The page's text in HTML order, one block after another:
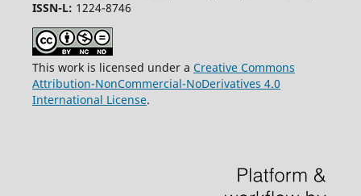
ISSN-L: 1224-8746
This work is licensed under a Creative Commons
Attribution-NonCommercial-NoDerivatives 4.0
International License.